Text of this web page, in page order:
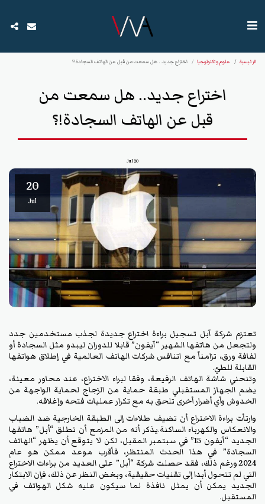
الرئيسية علوم وتكنولوجيا اختراع جديد.. هل سمعت من قبل عن الهاتف السجادة!؟
اختراع جديد.. هل سمعت من
قبل عن الهاتف السجادة!؟
20
Jul
20
Jul
تعتزم شركة آبل تسجيل براءة اختراع جديدة لجذب مستخدمين جدد
ولتجعل من هاتفها الشهير “آيفون” قابلا للدوران ليبدو مثل السجادة أو
لفافة ورق، تزامناً مع اتنافس شركات الهاتف العالمية في إطلاق هواتفها
القابلة للطيّ.
وتنحني شاشة الهاتف الرفيعة، وفقا لبراء الاختراع، عند محاور معينة،
يضم الجهاز المستقبلي طبقة حماية من الزجاج لحماية الواجهة من
الخدوش وأي أضرار أخرى تلحق به مع تكرار عمليات فتحه وإغلاقه.
وارتأت براءة الاختراع أن تضيف طلاءات إلى الطبقة الخارجية ضد الضباب
والانعكاس والكهرباء الساكنة.يذكر أنه من المزمع أن تطلق “أبل” هاتفها
الجديد “آيفون 15” في سبتمبر المقبل، لكن لا يتوقع أن يظهر “الهاتف
السجادة” في هذا الحدث المنتظر، فأقرب موعد ممكن هو عام
2024.ورغم ذلك، فقد حصلت شركة “أبل” على العديد من براءات الاختراع
التي لم تتحول أبدا إلى تقنيات حقيقية، وبغض النظر عن ذلك، فإن الابتكار
الجديد يمكن أن يمثل نافذة لما سيكون عليه شكل الهواتف في
المستقبل.